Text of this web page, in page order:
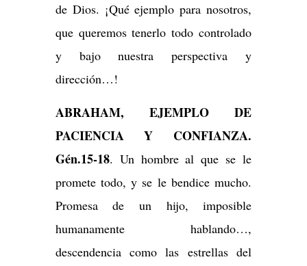
de Dios. ¡Qué ejemplo para nosotros,
que queremos tenerlo todo controlado
y bajo nuestra perspectiva y
dirección…!
ABRAHAM, EJEMPLO DE
PACIENCIA Y CONFIANZA.
Gén.15-18. Un hombre al que se le
promete todo, y se le bendice mucho.
Promesa de un hijo, imposible
humanamente hablando…,
descendencia como las estrellas del